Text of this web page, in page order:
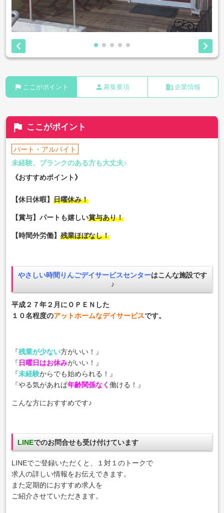
 
flag ここがポイント person 募集要項 business 企業情報
flag ここがポイント
パート・アルバイト
未経験、ブランクのある方も大丈夫♪
《おすすめポイント》
【休日休暇】日曜休み！
【賞与】パートも嬉しい賞与あり！
【時間外労働】残業ほぼなし！
やさしい時間りんごデイサービスセンターはこんな施設です
♪
平成２７年２月にＯＰＥＮした
１０名程度のアットホームなデイサービスです。
『残業が少ない方がいい！』
『日曜日はお休みがいい！』
『未経験からでも始められる！』
『やる気があれば年齢関係なく働ける！』
こんな方におすすめです♪
LINEでのお問合せも受け付けています
LINEでご登録いただくと、１対１のトークで
求人の詳しい情報をお伝えできます。
また定期的におすすめ求人を
ご紹介させていただきます。